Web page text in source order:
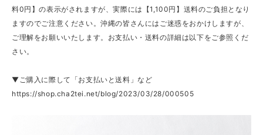
料0円】の表示がされますが、実際には【1,100円】送料のご負担となり
ますのでご注意ください。沖縄の皆さんにはご迷惑をおかけしますが、
ご理解をお願いいたします。お支払い・送料の詳細は以下をご参照くだ
さい。
▼ご購入に際して「お支払いと送料」など
https://shop.cha2tei.net/blog/2023/03/28/000505